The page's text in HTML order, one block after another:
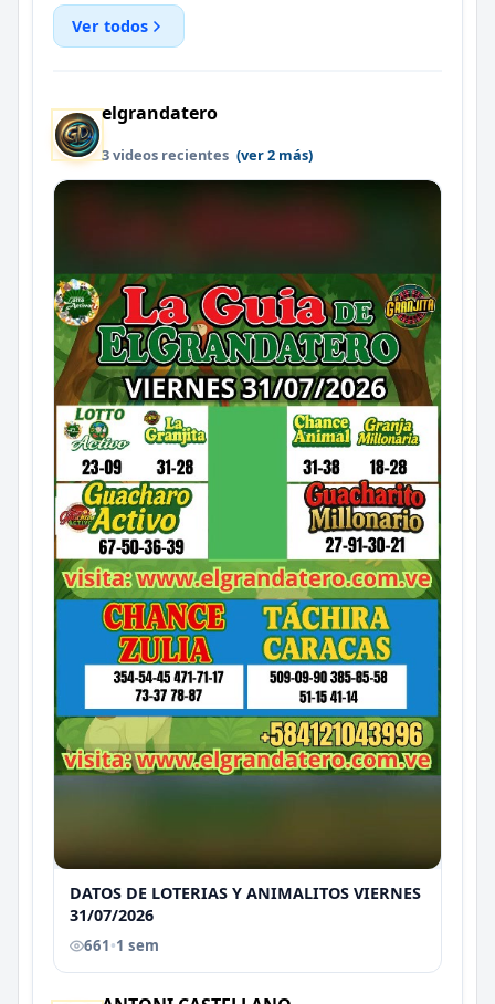
Ver todos
elgrandatero
3 videos recientes (ver 2 más)
DATOS DE LOTERIAS Y ANIMALITOS VIERNES
31/07/2026
661•1 sem